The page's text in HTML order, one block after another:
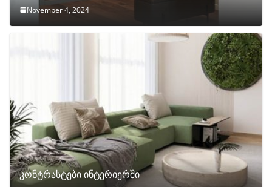
November 4, 2024
კონტრასტები ინტერიერში